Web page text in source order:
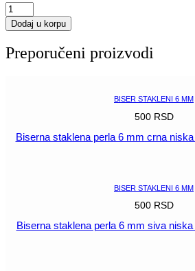
Biserna
staklena
perla
mm
150
kom)
Dodaj u korpu
Preporučeni proizvodi
BISER STAKLENI 6 MM
500 RSD
Biserna staklena perla 6 mm crna
BISER STAKLENI 6 MM
500 RSD
Biserna staklena perla 6 mm siva